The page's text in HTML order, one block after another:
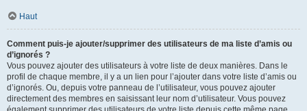
Haut
Comment puis-je ajouter/supprimer des utilisateurs de ma liste d’amis ou
d’ignorés ?
Vous pouvez ajouter des utilisateurs à votre liste de deux manières. Dans le
profil de chaque membre, il y a un lien pour l’ajouter dans votre liste d’amis ou
d’ignorés. Ou, depuis votre panneau de l’utilisateur, vous pouvez ajouter
directement des membres en saisissant leur nom d’utilisateur. Vous pouvez